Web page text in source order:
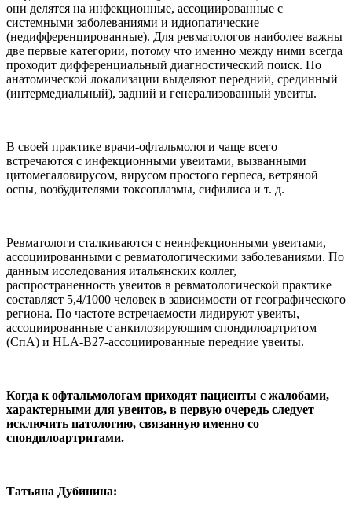
они делятся на инфекционные, ассоциированные с
системными заболеваниями и идиопатические
(недифференцированные). Для ревматологов наиболее важны
две первые категории, потому что именно между ними всегда
проходит дифференциальный диагностический поиск. По
анатомической локализации выделяют передний, срединный
(интермедиальный), задний и генерализованный увеиты.
В своей практике врачи-офтальмологи чаще всего
встречаются с инфекционными увеитами, вызванными
цитомегаловирусом, вирусом простого герпеса, ветряной
оспы, возбудителями токсоплазмы, сифилиса и т. д.
Ревматологи сталкиваются с неинфекционными увеитами,
ассоциированными с ревматологическими заболеваниями. По
данным исследования итальянских коллег,
распространенность увеитов в ревматологической практике
составляет 5,4/1000 человек в зависимости от географического
региона. По частоте встречаемости лидируют увеиты,
ассоциированные с анкилозирующим спондилоартритом
(СпА) и HLA-B27-ассоциированные передние увеиты.
Когда к офтальмологам приходят пациенты с жалобами,
характерными для увеитов, в первую очередь следует
исключить патологию, связанную именно со
спондилоартритами.
Татьяна Дубинина: